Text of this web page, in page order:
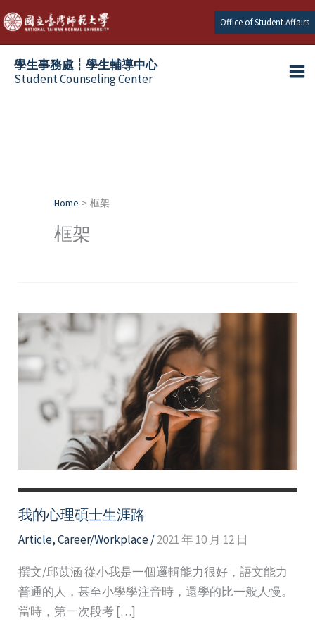
Skip
to
content
Office of Student Affairs
學生事務處┆學生輔導中心
Student Counseling Center
Home 框架
框架
我的心理碩士生涯路
Article,Career/Workplace/2021 年 10 月 12 日
撰文/邱苡涵 從小我是一個邏輯能力很好，語文能力
普通的人，甚至小學學注音時，還學的比一般人慢。
當時，第一次段考 […]